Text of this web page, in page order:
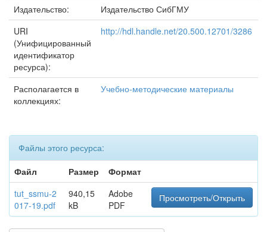
Издательство:
Издательство СибГМУ
URI
(Унифицированный
идентификатор
ресурса):
http://hdl.handle.net/20.500.12701/3286
Располагается в
коллекциях:
Учебно-методические материалы
Файлы этого ресурса:
Файл
Размер
Формат
tut_ssmu-2
017-19.pdf
940,15
kB
Adobe
PDF
Просмотреть/Открыть